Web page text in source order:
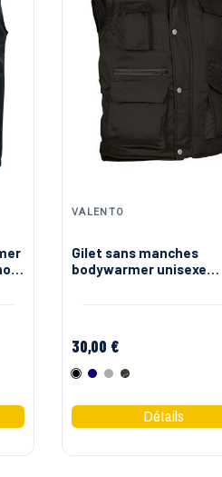
VALENTO
Gilet sans manches
bodywarmer unisexe
30,00 €
NoirMarine
GrisCamouflage Kaki